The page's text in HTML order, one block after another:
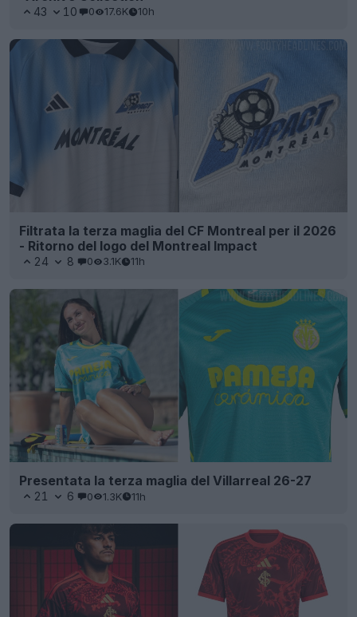
43 10 0 17.6K 10h
Filtrata la terza maglia del CF Montreal per il 2026
- Ritorno del logo del Montreal Impact
24 8 0 3.1K 11h
Presentata la terza maglia del Villarreal 26-27
21 6 0 1.3K 11h